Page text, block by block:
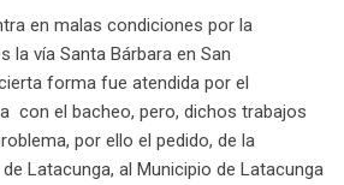
en malas condiciones por la
la vía Santa Bárbara en San
forma fue atendida por el
con el bacheo, pero, dichos trabajos
por ello el pedido, de la
Latacunga, al Municipio de Latacunga